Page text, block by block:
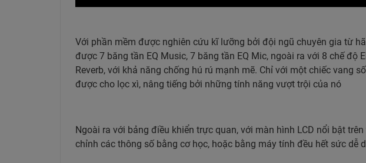
Với phần mềm được nghiên cứu kĩ lưỡng bởi đội ngũ chuyên gia từ
được 7 băng tần EQ Music, 7 băng tần EQ Mic, ngoài ra với 8 chế độ
Reverb, với khả năng chống hú rú mạnh mẽ. Chỉ với một chiếc vang
được cho lọc xì, nâng tiếng bởi những tính năng vượt trội của nó
Ngoài ra với bảng điều khiển trực quan, với màn hình LCD nổi bật
chỉnh các thông số bằng cơ học, hoặc bằng máy tính đều hết sức dễ